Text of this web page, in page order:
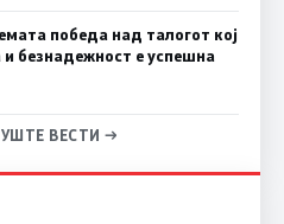
победа над талогот кој
и безнадежност е успешна
ВЕСТИ →